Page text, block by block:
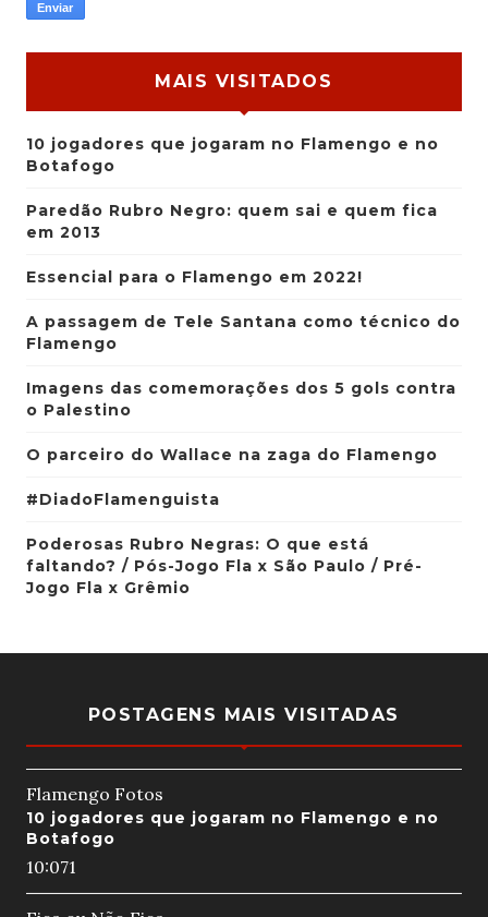
MAIS VISITADOS
10 jogadores que jogaram no Flamengo e no
Botafogo
Paredão Rubro Negro: quem sai e quem fica
em 2013
Essencial para o Flamengo em 2022!
A passagem de Tele Santana como técnico do
Flamengo
Imagens das comemorações dos 5 gols contra
o Palestino
O parceiro do Wallace na zaga do Flamengo
#DiadoFlamenguista
Poderosas Rubro Negras: O que está
faltando? / Pós-Jogo Fla x São Paulo / Pré-
Jogo Fla x Grêmio
POSTAGENS MAIS VISITADAS
Flamengo Fotos
10 jogadores que jogaram no Flamengo e no
Botafogo
10:071